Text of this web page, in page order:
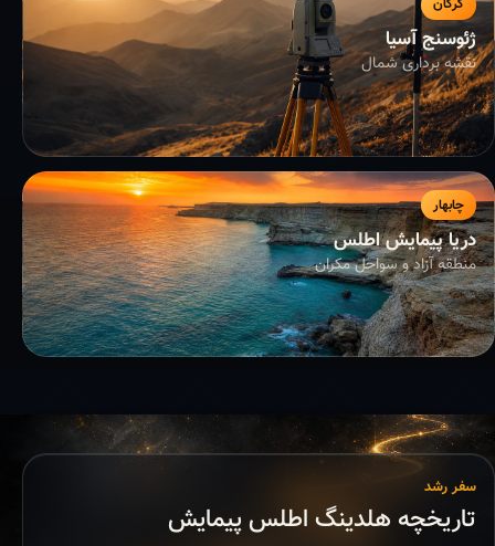
گرگان
ژئوسنج آسیا
نقشه برداری شمال
چابهار
دریا پیمایش اطلس
منطقه آزاد و سواحل مکران
سفر رشد
تاریخچه هلدینگ اطلس پیمایش